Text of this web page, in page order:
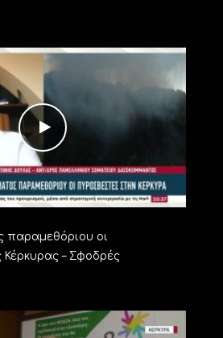
παραμεθόριου οι
– Σφοδρές